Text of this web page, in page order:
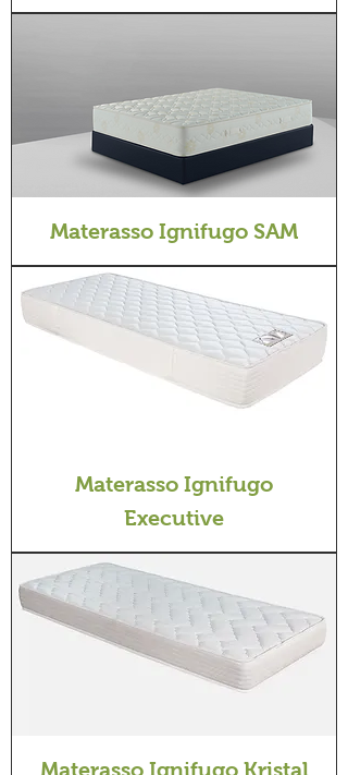
Materasso Ignifugo SAM
Materasso Ignifugo
Executive
Materasso Ignifugo Kristal